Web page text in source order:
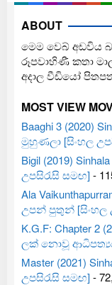
ABOUT
මෙම වෙබ් අඩවිය
රූපවාහිණී කතා
අදාල වීඩියෝ
MOST VIEW
Baaghi 3 (2020)
මුහුණලා [සිංහල
Bigil (2019)
උපසිරැසි සමඟ]-
Ala
උපන් පුතුන් [සිංහල
K.G.F: Chapter 2
ලක් නොවූ
Master (2021)
උපසිරැසි සමඟ]-